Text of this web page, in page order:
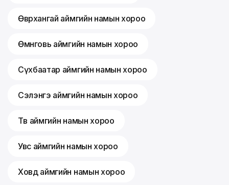
Өвөрхангай аймгийн намын хороо
Өмнөговь аймгийн намын хороо
Сүхбаатар аймгийн намын хороо
Сэлэнгэ аймгийн намын хороо
Төв аймгийн намын хороо
Увс аймгийн намын хороо
Ховд аймгийн намын хороо